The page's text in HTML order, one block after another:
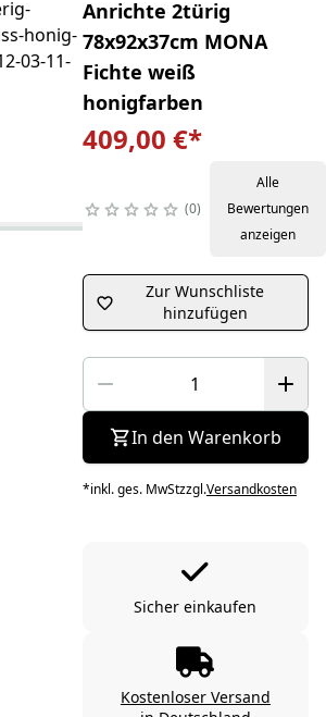
Anrichte 2türig
78x92x37cm MONA
Fichte weiß
honigfarben
409,00 €*
0
Alle
Bewertungen
anzeigen
Zur Wunschliste
hinzufügen
In den Warenkorb
*inkl. ges. MwStzzgl.Versandkosten
Sicher einkaufen
Kostenloser Versand